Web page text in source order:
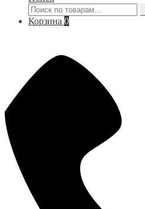
Искать:
Корзина 0